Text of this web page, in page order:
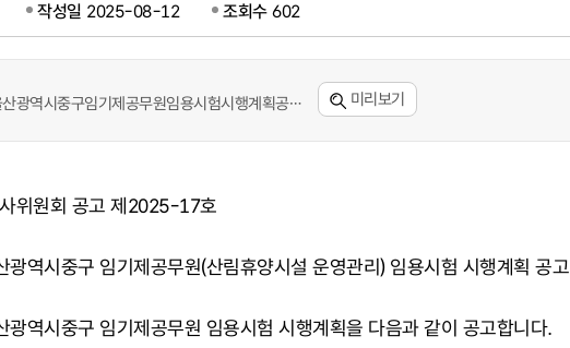
작성일 2025-08-12 조회수 602
시중구임기제공무원임용시험시행계획공고.hwp(132 kb) 미리보기
위원회 공고 제2025-17호
역시중구 임기제공무원(산림휴양시설 운영관리) 임용시험 시행계획 공고
역시중구 임기제공무원 임용시험 시행계획을 다음과 같이 공고합니다.